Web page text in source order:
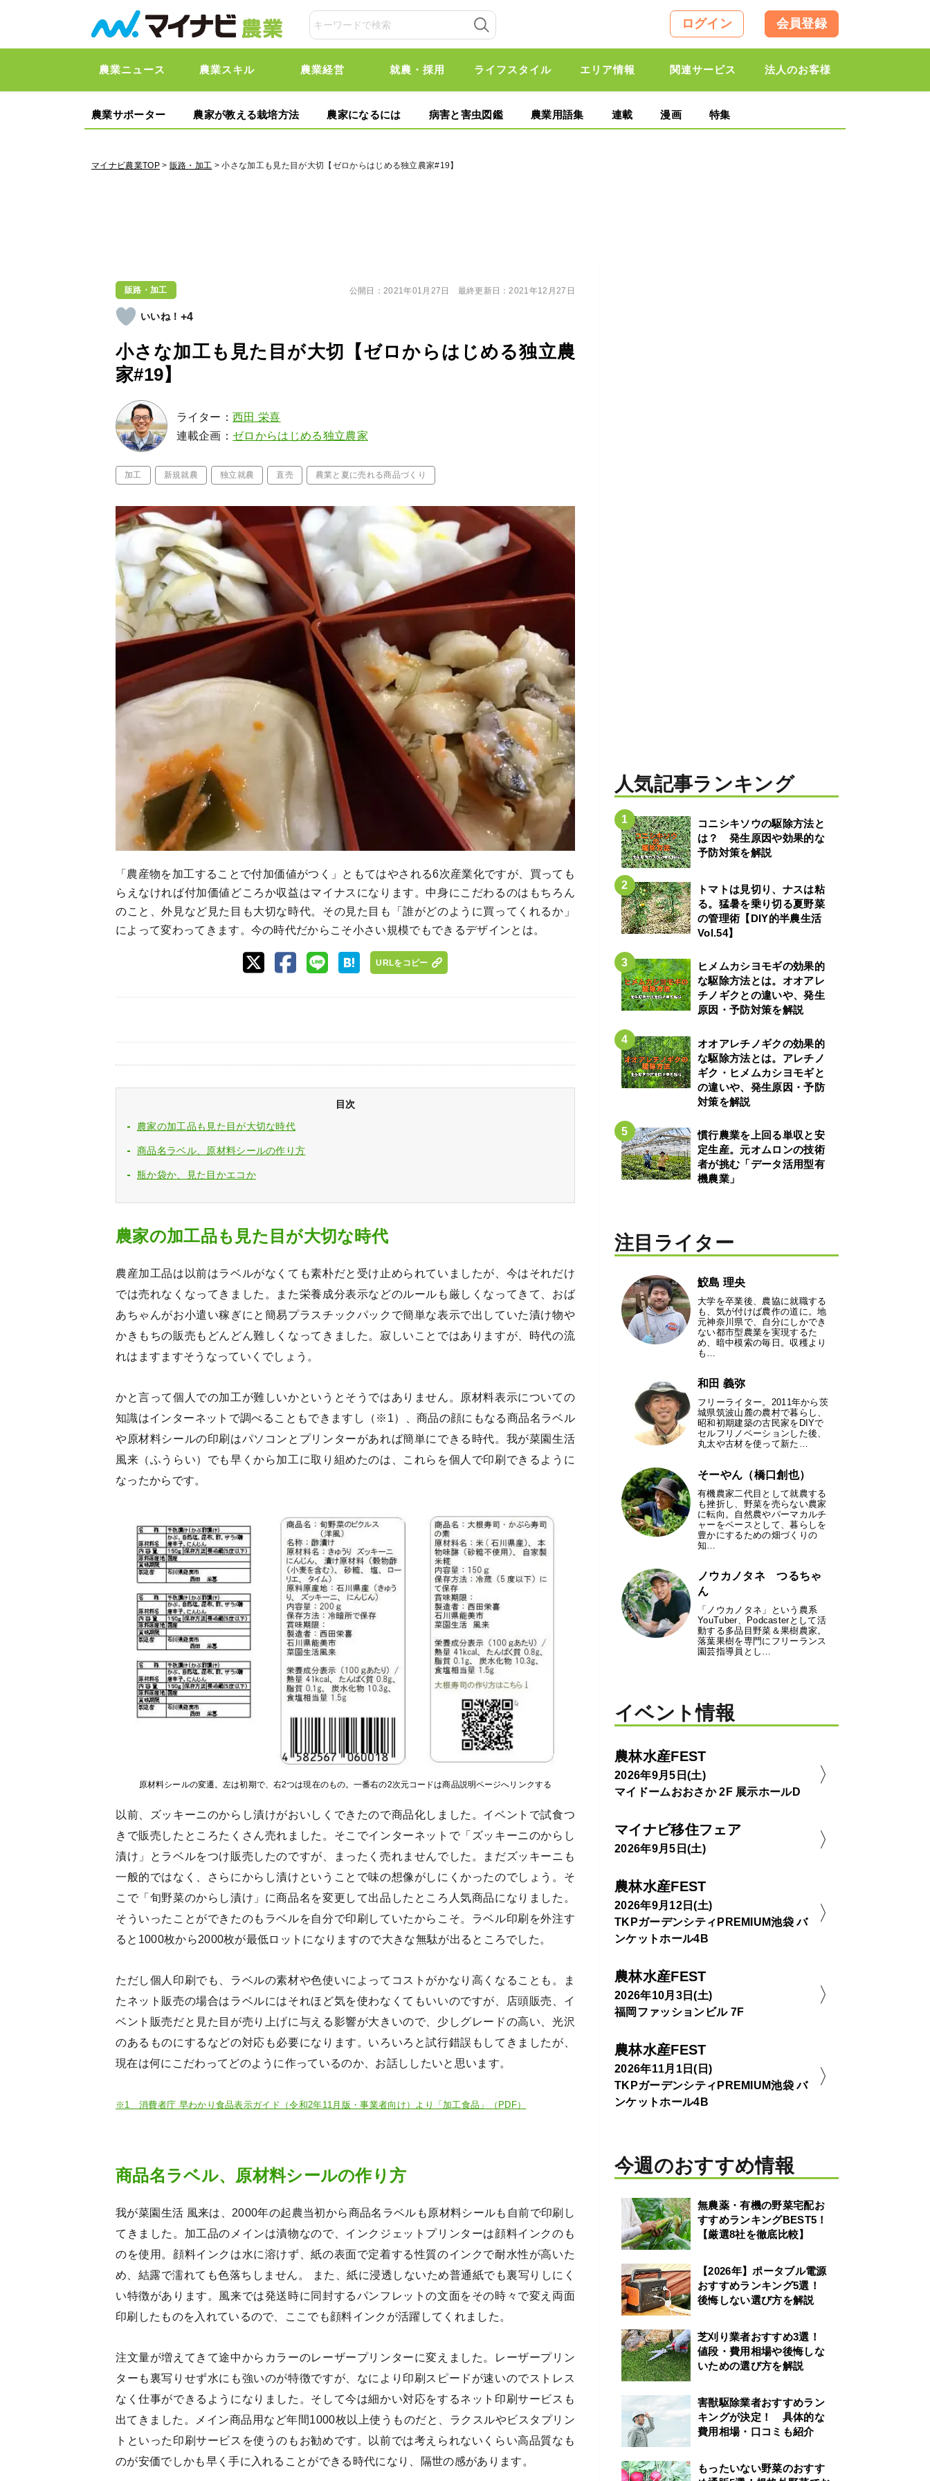
ログイン 会員登録
農業ニュース 農業スキル 農業経営 就農・採用 ライフスタイル エリア情報 関連サービス 法人のお客様
農業サポーター 農家が教える栽培方法 農家になるには 病害と害虫図鑑 農業用語集 連載 漫画 特集
マイナビ農業TOP> 販路・加工 > 小さな加工も見た目が大切【ゼロからはじめる独立農家#19】
販路・加工
+4
小さな加工も見た目が大切【ゼロからはじめる独立農
家#19】
ライター：西田 栄喜
連載企画： ゼロからはじめる独立農家
加工 新規就農 独立就農 直売 農業と夏に売れる商品づくり
公開日：2021年01月27日 最終更新日：2021年12月27日
「農産物を加工することで付加価値がつく」ともてはやされる6次産業化ですが、買っても
らえなければ付加価値どころか収益はマイナスになります。中身にこだわるのはもちろん
のこと、外見など見た目も大切な時代。その見た目も「誰がどのように買ってくれるか」
によって変わってきます。今の時代だからこそ小さい規模でもできるデザインとは。
URLをコピー
目次
農家の加工品も見た目が大切な時代
商品名ラベル、原材料シールの作り方
瓶か袋か、見た目かエコか
農家の加工品も見た目が大切な時代
農産加工品は以前はラベルがなくても素朴だと受け止められていましたが、今はそれだけ
では売れなくなってきました。また栄養成分表示などのルールも厳しくなってきて、おば
あちゃんがお小遣い稼ぎにと簡易プラスチックパックで簡単な表示で出していた漬け物や
かきもちの販売もどんどん難しくなってきました。寂しいことではありますが、時代の流
れはますますそうなっていくでしょう。
かと言って個人での加工が難しいかというとそうではありません。原材料表示についての
知識はインターネットで調べることもできますし（※1）、商品の顔にもなる商品名ラベル
や原材料シールの印刷はパソコンとプリンターがあれば簡単にできる時代。我が菜園生活
風来（ふうらい）でも早くから加工に取り組めたのは、これらを個人で印刷できるように
なったからです。
原材料シールの変遷。左は初期で、右2つは現在のもの。一番右の2次元コードは商品説明ページへリンクする
以前、ズッキーニのからし漬けがおいしくできたので商品化しました。イベントで試食つ
きで販売したところたくさん売れました。そこでインターネットで「ズッキーニのからし
漬け」とラベルをつけ販売したのですが、まったく売れませんでした。まだズッキーニも
一般的ではなく、さらにからし漬けということで味の想像がしにくかったのでしょう。そ
こで「旬野菜のからし漬け」に商品名を変更して出品したところ人気商品になりました。
そういったことができたのもラベルを自分で印刷していたからこそ。ラベル印刷を外注す
ると1000枚から2000枚が最低ロットになりますので大きな無駄が出るところでした。
ただし個人印刷でも、ラベルの素材や色使いによってコストがかなり高くなることも。ま
たネット販売の場合はラベルにはそれほど気を使わなくてもいいのですが、店頭販売、イ
ベント販売だと見た目が売り上げに与える影響が大きいので、少しグレードの高い、光沢
のあるものにするなどの対応も必要になります。いろいろと試行錯誤もしてきましたが、
現在は何にこだわってどのように作っているのか、お話ししたいと思います。
※1 消費者庁 早わかり食品表示ガイド（令和2年11月版・事業者向け）より「加工食品」（PDF）
商品名ラベル、原材料シールの作り方
我が菜園生活 風来は、2000年の起農当初から商品名ラベルも原材料シールも自前で印刷し
てきました。加工品のメインは漬物なので、インクジェットプリンターは顔料インクのも
のを使用。顔料インクは水に溶けず、紙の表面で定着する性質のインクで耐水性が高いた
め、結露で濡れても色落ちしません。 また、紙に浸透しないため普通紙でも裏写りしにく
い特徴があります。風来では発送時に同封するパンフレットの文面をその時々で変え両面
印刷したものを入れているので、ここでも顔料インクが活躍してくれました。
注文量が増えてきて途中からカラーのレーザープリンターに変えました。レーザープリン
ターも裏写りせず水にも強いのが特徴ですが、なにより印刷スピードが速いのでストレス
なく仕事ができるようになりました。そして今は細かい対応をするネット印刷サービスも
出てきました。メイン商品用など年間1000枚以上使うものだと、ラクスルやビスタプリン
トといった印刷サービスを使うのもお勧めです。以前では考えられないくらい高品質なも
のが安価でしかも早く手に入れることができる時代になり、隔世の感があります。
人気記事ランキング
コニシキソウの駆除方法と
は？ 発生原因や効果的な
予防対策を解説
トマトは見切り、ナスは粘
る。猛暑を乗り切る夏野菜
の管理術【DIY的半農生活
Vol.54】
ヒメムカシヨモギの効果的
な駆除方法とは。オオアレ
チノギクとの違いや、発生
原因・予防対策を解説
オオアレチノギクの効果的
な駆除方法とは。アレチノ
ギク・ヒメムカシヨモギと
の違いや、発生原因・予防
対策を解説
慣行農業を上回る単収と安
定生産。元オムロンの技術
者が挑む「データ活用型有
機農業」
注目ライター
鮫島 理央
大学を卒業後、農協に就職する
も、気が付けば農作の道に。地
元神奈川県で、自分にしかでき
ない都市型農業を実現するた
め、暗中模索の毎日。収穫より
も…
和田 義弥
フリーライター。2011年から茨
城県筑波山麓の農村で暮らし、
昭和初期建築の古民家をDIYで
セルフリノベーションした後、
丸太や古材を使って新た…
そーやん（橋口創也）
有機農家二代目として就農する
も挫折し、野菜を売らない農家
に転向。自然農やパーマカルチ
ャーをベースとして、暮らしを
豊かにするための畑づくりの
知…
ノウカノタネ つるちゃ
ん
「ノウカノタネ」という農系
YouTuber、Podcasterとして活
動する多品目野菜＆果樹農家。
落葉果樹を専門にフリーランス
園芸指導員とし…
イベント情報
農林水産FEST
2026年9月5日(土)
マイドームおおさか 2F 展示ホールD
マイナビ移住フェア
2026年9月5日(土)
農林水産FEST
2026年9月12日(土)
TKPガーデンシティPREMIUM池袋 バ
ンケットホール4B
農林水産FEST
2026年10月3日(土)
福岡ファッションビル 7F
農林水産FEST
2026年11月1日(日)
TKPガーデンシティPREMIUM池袋 バ
ンケットホール4B
今週のおすすめ情報
無農薬・有機の野菜宅配お
すすめランキングBEST5！
【厳選8社を徹底比較】
【2026年】ポータブル電源
おすすめランキング5選！
後悔しない選び方を解説
芝刈り業者おすすめ3選！
値段・費用相場や後悔しな
いための選び方を解説
害獣駆除業者おすすめラン
キングが決定！ 具体的な
費用相場・口コミも紹介
もったいない野菜のおすす